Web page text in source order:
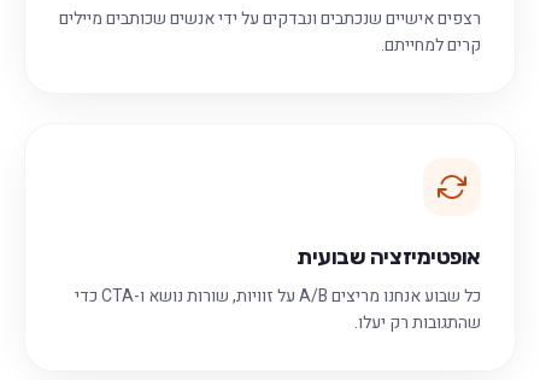
רצפים אישיים שנכתבים ונבדקים על ידי אנשים שכותבים מיילים
קרים למחייתם.
אופטימיזציה שבועית
כל שבוע אנחנו מריצים A/B על זוויות, שורות נושא ו-CTA כדי
שהתגובות רק יעלו.